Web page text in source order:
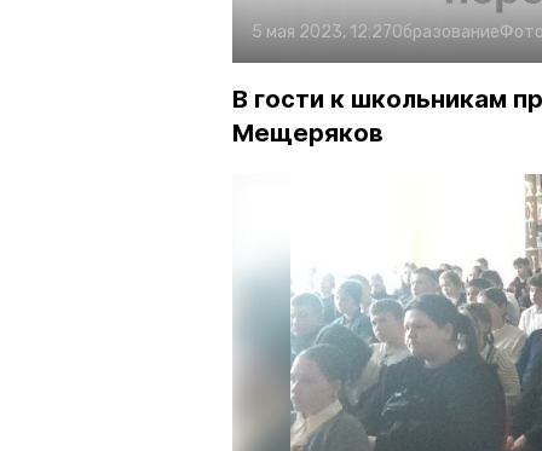
5 мая 2023, 12:27Образование
В гости к школьникам
Мещеряков